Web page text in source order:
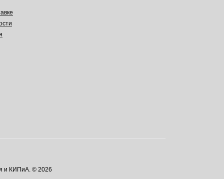
и КИПиА. © 2026